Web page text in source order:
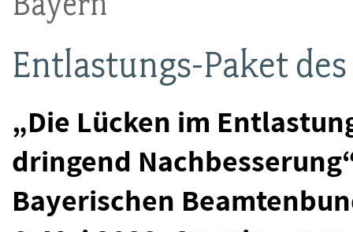
Entlastungs-Paket
„Die Lücken im
dringend
Bayerischen